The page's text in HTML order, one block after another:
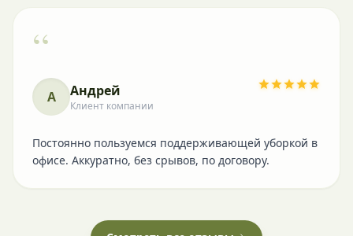
“
А Андрей
Клиент компании
Постоянно пользуемся поддерживающей уборкой в
офисе. Аккуратно, без срывов, по договору.